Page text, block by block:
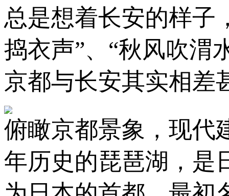
总是想着长安的样子
捣衣声”、“秋风吹渭
京都与长安其实相差
俯瞰京都景象，现代
年历史的琵琶湖，是